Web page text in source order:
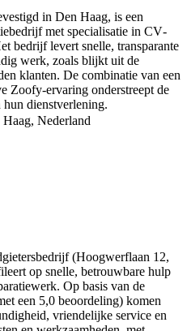
in Den Haag, is een
met specialisatie in CV‑
bedrijf levert snelle, transparante
werk, zoals blijkt uit de
klanten. De combinatie van een
Zoofy‑ervaring onderstreept de
dienstverlening.
Nederland
(Hoogwerflaan 12,
op snelle, betrouwbare hulp
Op basis van de
een 5,0 beoordeling) komen
vriendelijke service en